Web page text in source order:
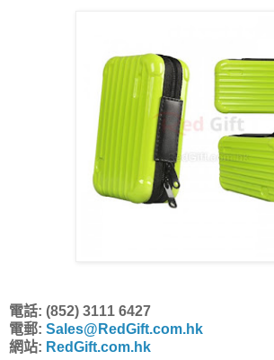
電話: (852) 3111 6427
電郵: Sales@RedGift.com.hk
網站: RedGift.com.hk